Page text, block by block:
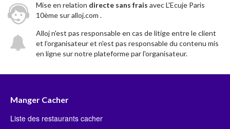
Mise en relation directe sans frais avec L'Ecuje Paris
10ème sur alloj.com .
Alloj n'est pas responsable en cas de litige entre le client
et l’organisateur et n'est pas responsable du contenu mis
en ligne sur notre plateforme par l'organisateur.
Manger Cacher
Liste des restaurants cacher